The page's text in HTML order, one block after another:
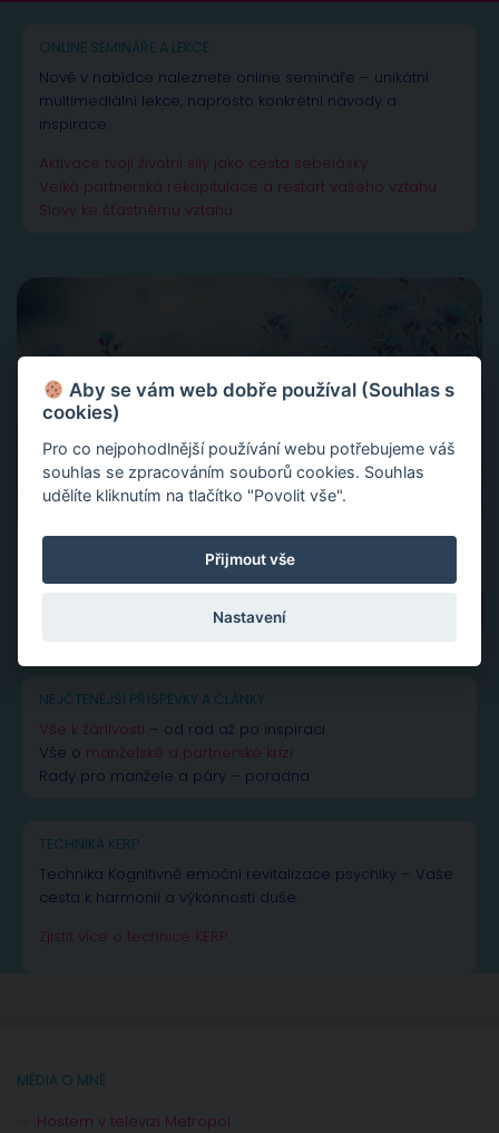
ONLINE SEMINÁŘE A LEKCE
Nově v nabídce naleznete online semináře – unikátní
multimediální lekce, naprosto konkrétní návody a
inspirace.
Aktivace tvojí životní síly jako cesta sebelásky
Velká partnerská rekapitulace a restart vašeho vztahu
Slovy ke šťastnému vztahu
NEJČTENĚJŠÍ PŘÍSPĚVKY A ČLÁNKY
Vše k žárlivosti – od rad až po inspiraci
Vše o manželské a partnerské krizi
Rady pro manžele a páry – poradna
TECHNIKA KERP
Technika Kognitivně emoční revitalizace psychiky – Vaše
cesta k harmonii a výkonnosti duše.
Zjistit více o technice KERP
MÉDIA O MNĚ
Hostem v televizi Metropol
Aby se vám web dobře používal (Souhlas s
cookies)
Pro co nejpohodlnější používání webu potřebujeme váš
souhlas se zpracováním souborů cookies. Souhlas
udělíte kliknutím na tlačítko "Povolit vše".
Přijmout vše
Nastavení